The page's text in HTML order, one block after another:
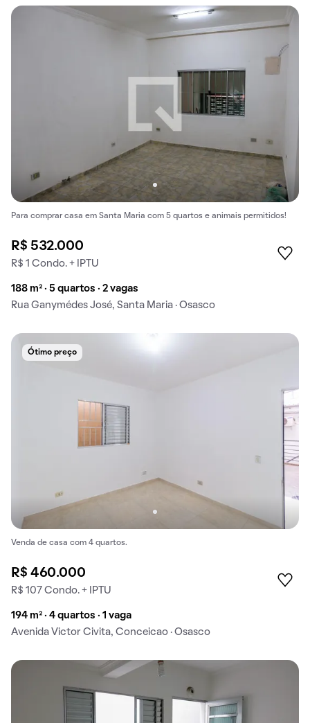
Para comprar casa em Santa Maria com 5 quartos e animais permitidos!
R$ 532.000
R$ 1 Condo. + IPTU
188 m² · 5 quartos · 2 vagas
Rua Ganymédes José, Santa Maria · Osasco
Ótimo preço
Venda de casa com 4 quartos.
R$ 460.000
R$ 107 Condo. + IPTU
194 m² · 4 quartos · 1 vaga
Avenida Victor Civita, Conceicao · Osasco